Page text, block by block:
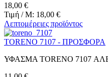
18,00 €
Τιμή / M: 18,00 €
Λεπτομέρειες προϊόντος
TORENO 7107 - ΠΡΟΣΦΟΡΑ
ΥΦΑΣΜΑ TORENO 7107